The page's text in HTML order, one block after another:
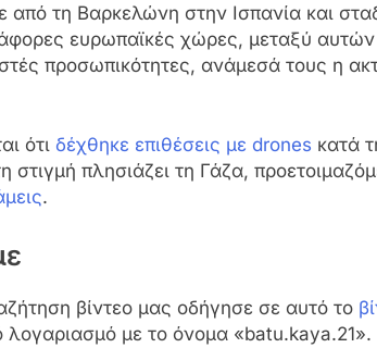
τη Βαρκελώνη στην Ισπανία και
ευρωπαϊκές χώρες, μεταξύ αυτών
προσωπικότητες, ανάμεσά τους η
ότι δέχθηκε επιθέσεις με drones κατά
στιγμή πλησιάζει τη Γάζα,
.
βίντεο μας οδήγησε σε αυτό το
με το όνομα «batu.kaya.21».